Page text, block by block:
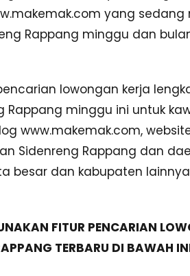
yang sedang
Rappang minggu dan
lowongan kerja
Rappang minggu ini untuk
www.makemak.com,
Sidenreng Rappang dan
besar dan kabupaten
FITUR PENCARIAN
TERBARU DI BAWAH